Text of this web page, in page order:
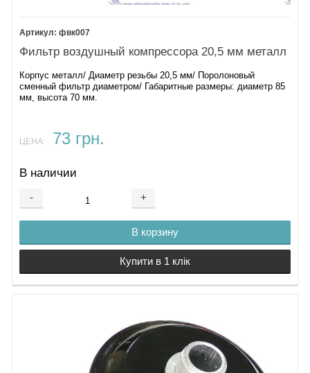
фвк007
Фильтр воздушный компрессора 20,5 мм металл
Корпус металл/ Диаметр резьбы 20,5 мм/ Поролоновый
сменный фильтр диаметром/ Габаритные размеры: диаметр 85
мм, высота 70 мм.
ЦЕНА: 73 грн.
В наличии
- +
В корзину
Купити в 1 клік